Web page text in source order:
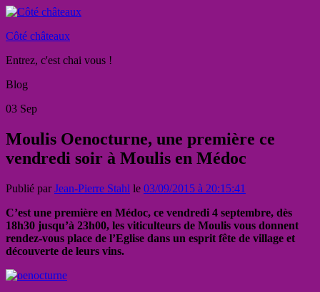
Côté châteaux
Entrez, c'est chai vous !
Blog
03 Sep
Moulis Oenocturne, une première ce
vendredi soir à Moulis en Médoc
Publié parJean-Pierre Stahl le 03/09/2015 à 20:15:41
C’est une première en Médoc, ce vendredi 4 septembre, dès
18h30 jusqu’à 23h00, les viticulteurs de Moulis vous donnent
rendez-vous place de l’Eglise dans un esprit fête de village et
découverte de leurs vins.